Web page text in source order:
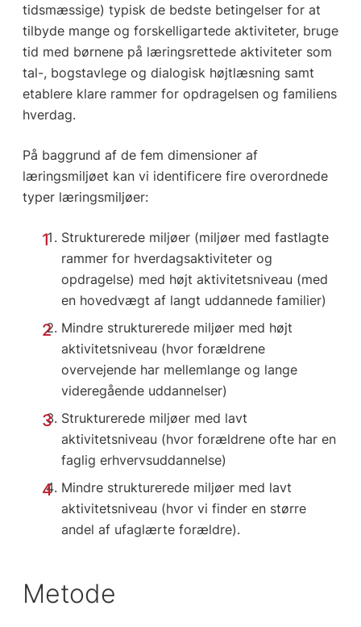
tidsmæssige) typisk de bedste betingelser for at
tilbyde mange og forskelligartede aktiviteter, bruge
tid med børnene på læringsrettede aktiviteter som
tal-, bogstavlege og dialogisk højtlæsning samt
etablere klare rammer for opdragelsen og familiens
hverdag.
På baggrund af de fem dimensioner af
læringsmiljøet kan vi identificere fire overordnede
typer læringsmiljøer:
Strukturerede miljøer (miljøer med fastlagte
rammer for hverdagsaktiviteter og
opdragelse) med højt aktivitetsniveau (med
en hovedvægt af langt uddannede familier)
Mindre strukturerede miljøer med højt
aktivitetsniveau (hvor forældrene
overvejende har mellemlange og lange
videregående uddannelser)
Strukturerede miljøer med lavt
aktivitetsniveau (hvor forældrene ofte har en
faglig erhvervsuddannelse)
Mindre strukturerede miljøer med lavt
aktivitetsniveau (hvor vi finder en større
andel af ufaglærte forældre).
Metode